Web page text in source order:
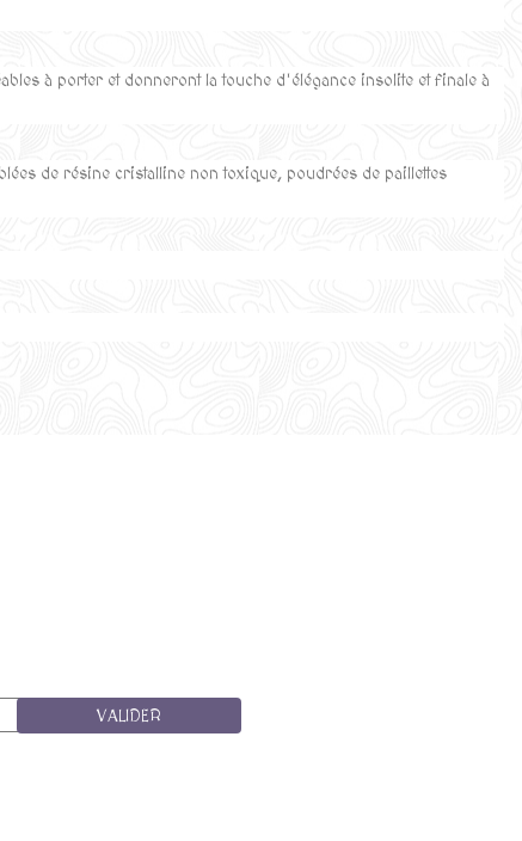
à porter et donneront la touche d'élégance insolite et finale à
de résine cristalline non toxique, poudrées de paillettes
VALIDER